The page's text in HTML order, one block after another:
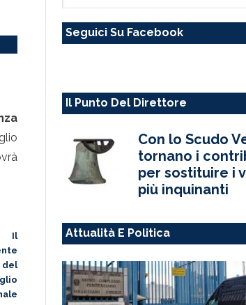
Il
del
sito
Seguici Su Facebook
Il Punto Del Direttore
Con lo Scudo
tornano i
per sostituire i
più inquinanti
Attualità E Politica